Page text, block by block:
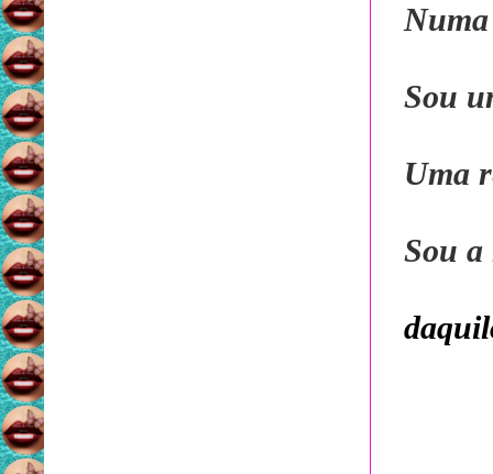
Sou
Uma
Sou a